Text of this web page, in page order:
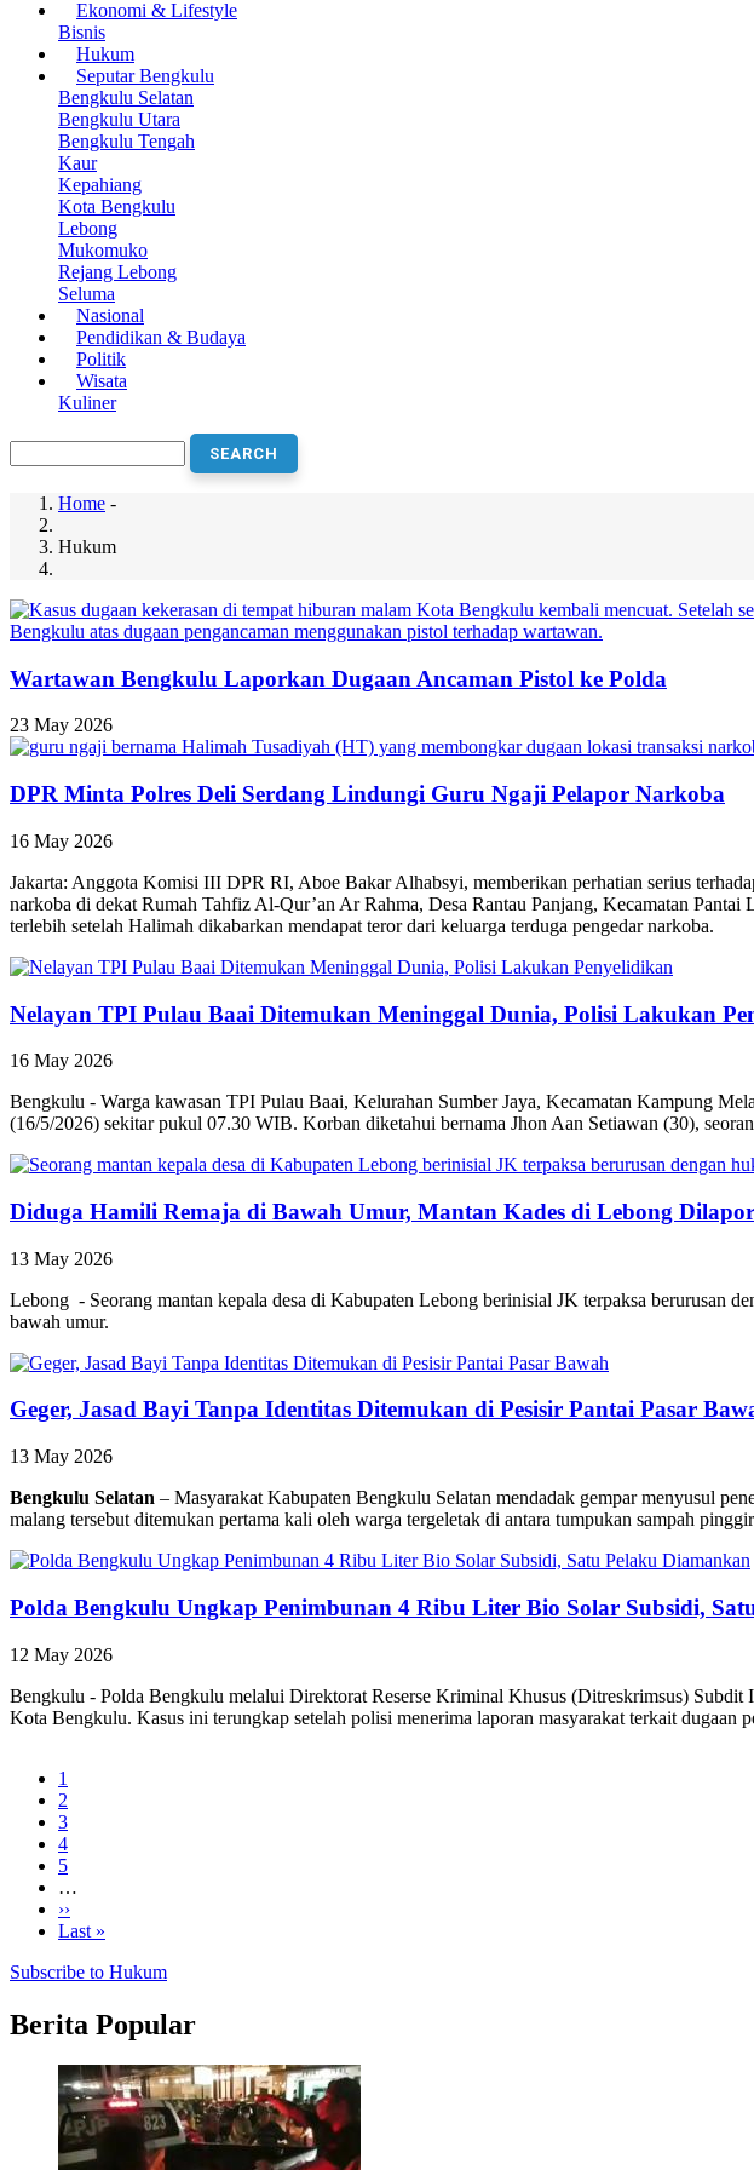
navigation
Ekonomi & Lifestyle
Bisnis
Hukum
Seputar Bengkulu
Bengkulu Selatan
Bengkulu Utara
Bengkulu Tengah
Kaur
Kepahiang
Kota Bengkulu
Lebong
Mukomuko
Rejang Lebong
Seluma
Nasional
Pendidikan & Budaya
Politik
Wisata
Kuliner
Breadcrumb
Home -
Hukum
Wartawan Bengkulu Laporkan Dugaan Ancaman Pistol ke Polda
23 May 2026
DPR Minta Polres Deli Serdang Lindungi Guru Ngaji Pelapor Narkoba
16 May 2026
Jakarta: Anggota Komisi III DPR RI, Aboe Bakar Alhabsyi, memberikan perhatian serius
narkoba di dekat Rumah Tahfiz Al-Qur’an Ar Rahma, Desa Rantau Panjang, Kecamatan
terlebih setelah Halimah dikabarkan mendapat teror dari keluarga terduga pengedar narkoba.
Nelayan TPI Pulau Baai Ditemukan Meninggal Dunia, Polisi Lakukan
16 May 2026
Bengkulu - Warga kawasan TPI Pulau Baai, Kelurahan Sumber Jaya, Kecamatan Kampung
(16/5/2026) sekitar pukul 07.30 WIB. Korban diketahui bernama Jhon Aan Setiawan (30),
Diduga Hamili Remaja di Bawah Umur, Mantan Kades di Lebong
13 May 2026
Lebong - Seorang mantan kepala desa di Kabupaten Lebong berinisial JK terpaksa berurusan
bawah umur.
Geger, Jasad Bayi Tanpa Identitas Ditemukan di Pesisir Pantai Pasar
13 May 2026
Bengkulu Selatan – Masyarakat Kabupaten Bengkulu Selatan mendadak gempar menyusul
malang tersebut ditemukan pertama kali oleh warga tergeletak di antara tumpukan sampah
Polda Bengkulu Ungkap Penimbunan 4 Ribu Liter Bio Solar Subsidi,
12 May 2026
Bengkulu - Polda Bengkulu melalui Direktorat Reserse Kriminal Khusus (Ditreskrimsus)
Kota Bengkulu. Kasus ini terungkap setelah polisi menerima laporan masyarakat terkait dugaan
Pagination
Current
page
1
Page
2
Page
3
Page
4
Page
5
…
Next
page
››
Last
Last »
Subscribe to Hukum
Berita Popular